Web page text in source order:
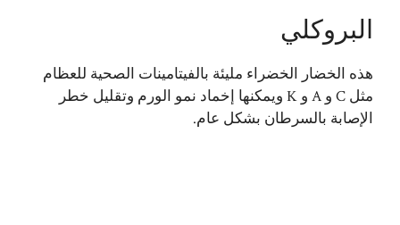
البروكلي
هذه الخضار الخضراء مليئة بالفيتامينات الصحية للعظام
مثل C و A و K ويمكنها إخماد نمو الورم وتقليل خطر
الإصابة بالسرطان بشكل عام.